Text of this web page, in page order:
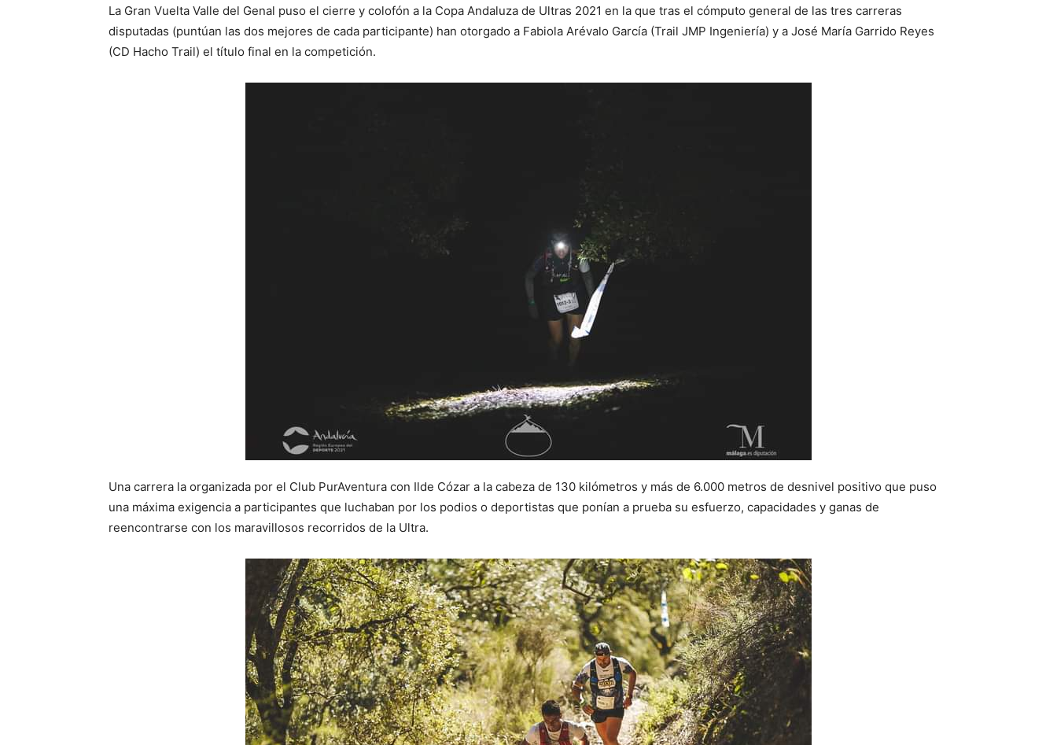
La Gran Vuelta Valle del Genal puso el cierre y colofón a la Copa Andaluza de Ultras 2021 en la que tras el cómputo general de las tres carreras
disputadas (puntúan las dos mejores de cada participante) han otorgado a Fabiola Arévalo García (Trail JMP Ingeniería) y a José María Garrido Reyes
(CD Hacho Trail) el título final en la competición.
Una carrera la organizada por el Club PurAventura con Ilde Cózar a la cabeza de 130 kilómetros y más de 6.000 metros de desnivel positivo que puso
una máxima exigencia a participantes que luchaban por los podios o deportistas que ponían a prueba su esfuerzo, capacidades y ganas de
reencontrarse con los maravillosos recorridos de la Ultra.